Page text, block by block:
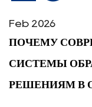
Feb 2026
ПОЧЕМУ
СИСТЕМЫ
РЕШЕНИЯМ В